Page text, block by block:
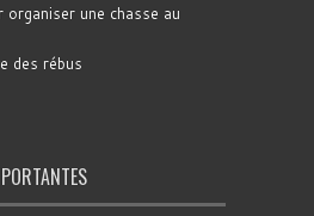
organiser une chasse au
des rébus